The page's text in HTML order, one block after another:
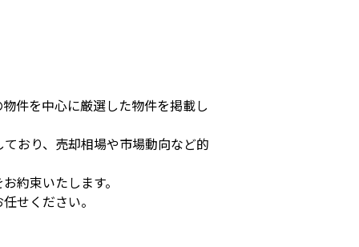
件を中心に厳選した物件を掲載し
おり、売却相場や市場動向など的
約束いたします。
せください。